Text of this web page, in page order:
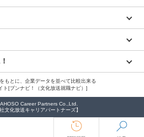
もとに、企業データを並べて比較出来る
ト[ブンナビ！（文化放送就職ナビ）]
Career Partners Co.,Ltd.
社文化放送キャリアパートナーズ】